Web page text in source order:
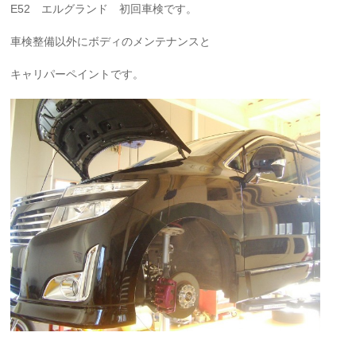
E52 エルグランド 初回車検です。
車検整備以外にボディのメンテナンスと
キャリパーペイントです。